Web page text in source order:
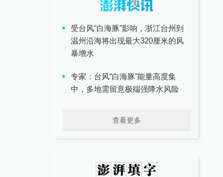
受台风“白海豚”影响，浙江台州到
温州沿海将出现最大320厘米的风
暴增水
专家：台风“白海豚”能量高度集
中，多地需留意极端强降水风险
查看更多